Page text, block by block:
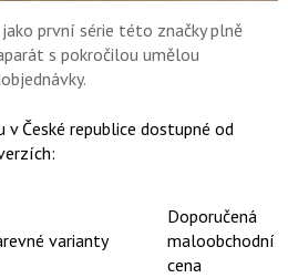
k
jako první série této značky plně
s pokročilou umělou
v České republice dostupné od
varianty
Doporučená
maloobchodní
cena